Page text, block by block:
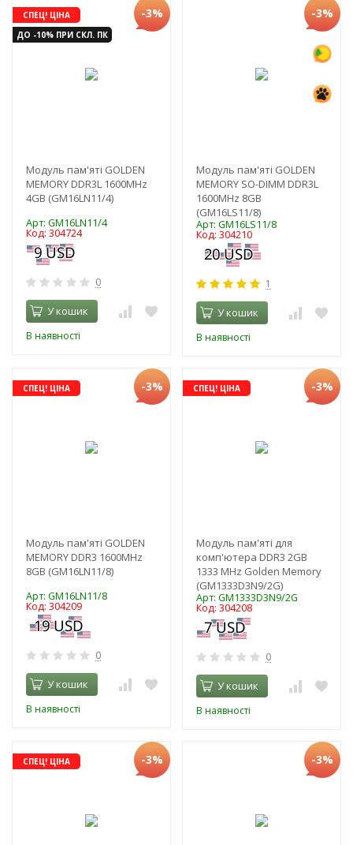
СПЕЦ! ЦІНА
ДО -10% ПРИ СКЛ. ПК
-3%
Модуль пам'яті GOLDEN
MEMORY DDR3L 1600MHz
4GB (GM16LN11/4)
Арт: GM16LN11/4
Код: 304724
0
У кошик
В наявності
-3%
Модуль пам'яті GOLDEN
MEMORY SO-DIMM DDR3L
1600MHz 8GB
(GM16LS11/8)
Арт: GM16LS11/8
Код: 304210
1
У кошик
В наявності
СПЕЦ! ЦІНА -3%
Модуль пам'яті GOLDEN
MEMORY DDR3 1600MHz
8GB (GM16LN11/8)
Арт: GM16LN11/8
Код: 304209
0
У кошик
В наявності
СПЕЦ! ЦІНА -3%
Модуль пам'яті для
комп'ютера DDR3 2GB
1333 MHz Golden Memory
(GM1333D3N9/2G)
Арт: GM1333D3N9/2G
Код: 304208
0
У кошик
В наявності
СПЕЦ! ЦІНА -3% -3%